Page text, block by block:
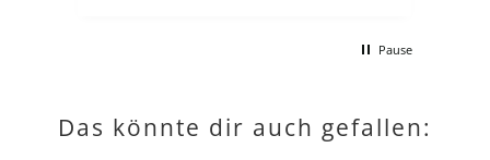
kompletten Lohn kaputt wenn man
Pause
Das könnte dir auch gefallen: